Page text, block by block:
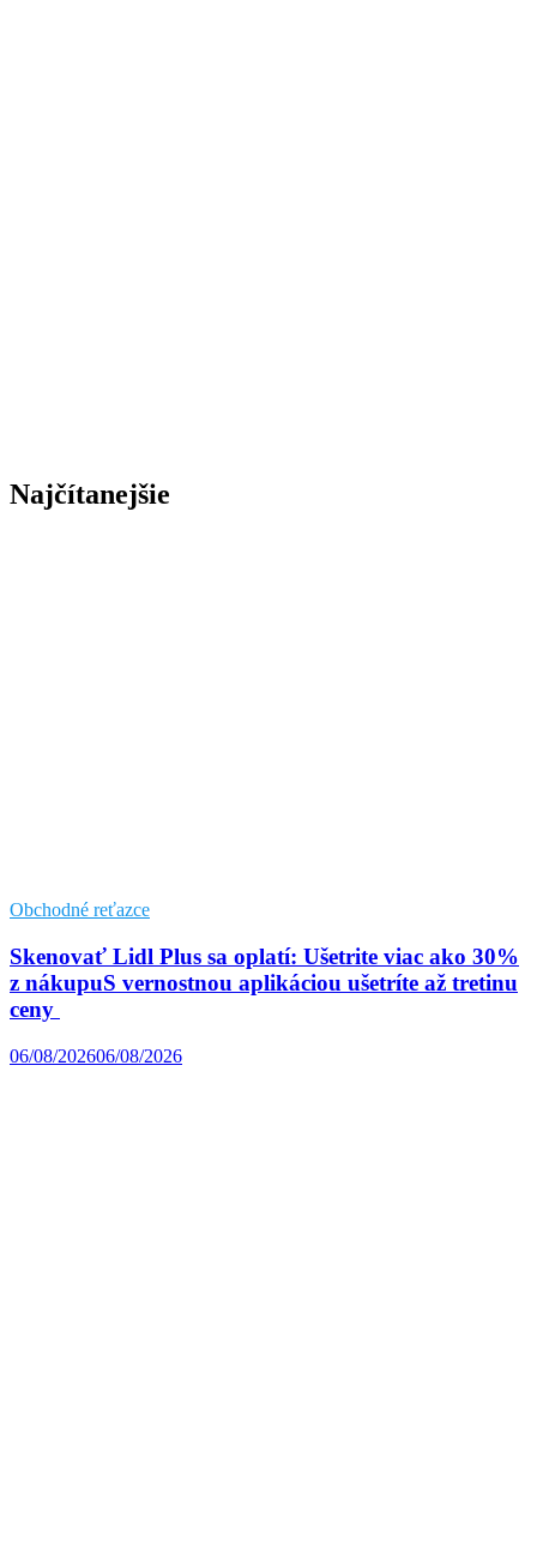
Najčítanejšie
Obchodné reťazce
Skenovať Lidl Plus sa oplatí: Ušetrite viac ako 30%
z nákupuS vernostnou aplikáciou ušetríte až tretinu
ceny
06/08/202606/08/2026